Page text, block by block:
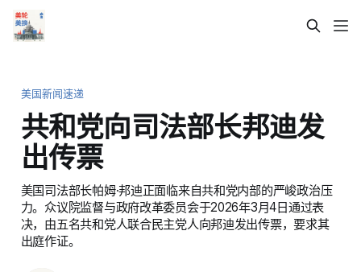
美国新闻速递
共和党向司法部长邦迪发
出传票
美国司法部长帕姆·邦迪正面临来自共和党内部的严峻政治压
力。众议院监督与政府改革委员会于2026年3月4日通过表
决，由五名共和党人联合民主党人向邦迪发出传票，要求其
出庭作证。